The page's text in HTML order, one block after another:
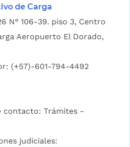
de Carga
N° 106-39. piso 3, Centro
Aeropuerto El Dorado,
(+57)-601-794-4492
contacto: Trámites -
judiciales: